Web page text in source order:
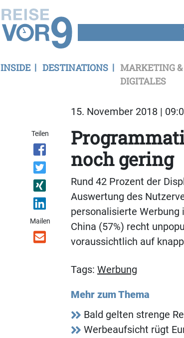
INSIDE DESTINATIONS
MARKETING &
DIGITALES
15. November 2018 |
Teilen
Mailen
noch gering
Rund 42 Prozent der
Auswertung des
personalisierte Werbung
China (57%) recht
voraussichtlich auf
Tags: Werbung
Mehr zum Thema
Bald gelten strenge
Werbeaufsicht rügt